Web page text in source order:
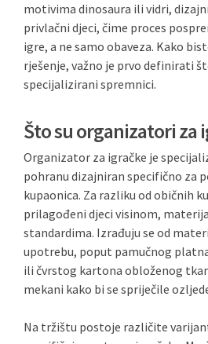
motivima dinosaura ili vidri,
privlačni djeci, čime proces
igre, a ne samo obaveza. Kako
rješenje, važno je prvo definirati
specijalizirani spremnici.
Što su organizatori za
Organizator za igračke je
pohranu dizajniran specifično za
kupaonica. Za razliku od običnih
prilagođeni djeci visinom,
standardima. Izrađuju se od
upotrebu, poput pamučnog
ili čvrstog kartona obloženog
mekani kako bi se spriječile
Na tržištu postoje različite